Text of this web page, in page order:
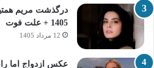
1405 + علت فوت
12 مرداد 1405
عکس ازدواج اما